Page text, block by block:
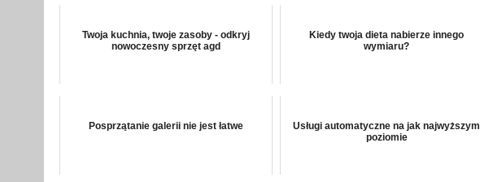
Twoja kuchnia, twoje zasoby - odkryj
nowoczesny sprzęt agd
Kiedy twoja dieta nabierze innego
wymiaru?
Posprzątanie galerii nie jest łatwe
Usługi automatyczne na jak najwyższym
poziomie